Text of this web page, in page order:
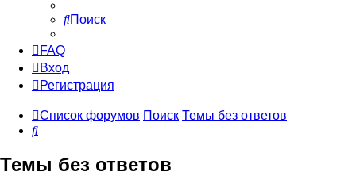
Поиск
FAQ
Вход
Регистрация
Список форумов Поиск Темы без ответов
Поиск
Темы без ответов